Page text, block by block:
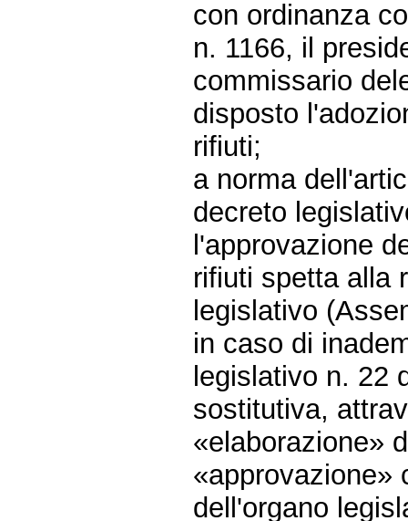
con ordinanza
n. 1166, il
commissario
disposto
rifiuti;
a norma
decreto
l'approvazione
rifiuti spetta alla
legislativo
in caso di
legislativo n. 22
sostitutiva,
«elaborazione»
«approvazione»
dell'organo